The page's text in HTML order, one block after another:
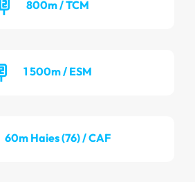
800m / TCM
1 500m / ESM
60m Haies (76) / CAF